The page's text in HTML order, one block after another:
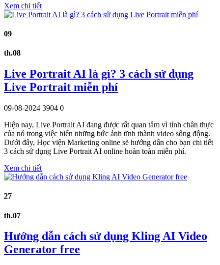
Xem chi tiết
09
th.08
Live Portrait AI là gì? 3 cách sử dụng
Live Portrait miễn phí
09-08-2024 3904 0
Hiện nay, Live Portrait AI đang được rất quan tâm vì tính chân thực
của nó trong việc biến những bức ảnh tĩnh thành video sống động.
Dưới đây, Học viện Marketing online sẽ hướng dẫn cho bạn chi tiết
3 cách sử dụng Live Portrait AI online hoàn toàn miễn phí.
Xem chi tiết
27
th.07
Hướng dẫn cách sử dụng Kling AI Video
Generator free